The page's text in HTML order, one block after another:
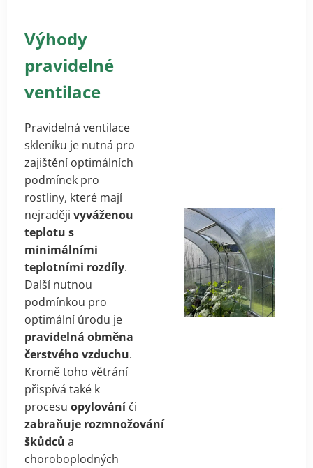
Výhody
pravidelné
ventilace
Pravidelná ventilace
skleníku je nutná pro
zajištění optimálních
podmínek pro
rostliny, které mají
nejraději vyváženou
teplotu s
minimálními
teplotními rozdíly.
Další nutnou
podmínkou pro
optimální úrodu je
pravidelná obměna
čerstvého vzduchu.
Kromě toho větrání
přispívá také k
procesu opylováníči
zabraňuje rozmnožování
škůdců a
choroboplodných